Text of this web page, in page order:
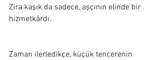
Zira kaşık da sadece, aşçının elinde bir
hizmetkârdı.
Zaman ilerledikçe, küçük tencerenin